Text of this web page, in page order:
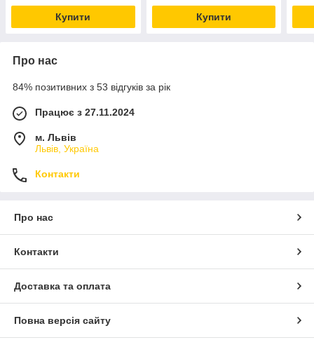
Купити Купити
Про нас
84% позитивних з 53 відгуків за рік
Працює з 27.11.2024
м. Львів
Львів, Україна
Контакти
Про нас
Контакти
Доставка та оплата
Повна версія сайту